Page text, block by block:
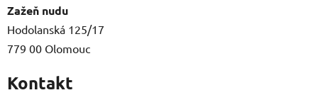
Zažeň nudu
Hodolanská 125/17
779 00 Olomouc
Kontakt